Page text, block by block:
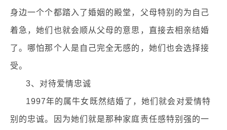
身边一个个都踏入了婚姻的殿堂，父母特别的为自己
着急，她们也就会顺从父母的意思，直接去相亲结婚
了。哪怕那个人是自己完全无感的，她们也会选择接
受。
3、对待爱情忠诚
1997年的属牛女既然结婚了，她们就会对爱情特
别的忠诚。因为她们就是那种家庭责任感特别强的一